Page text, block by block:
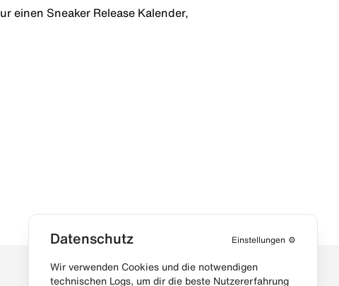
einen Sneaker Release Kalender,
Datenschutz Einstellungen ⚙️
Wir verwenden Cookies und die notwendigen
technischen Logs, um dir die beste Nutzererfahrung